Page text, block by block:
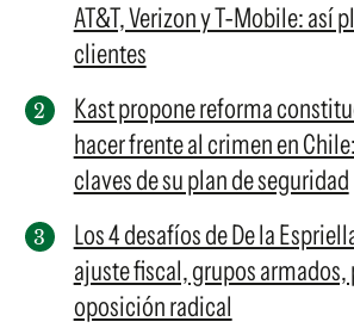
AT&T, Verizon y T-Mobile: así
clientes
Kast propone reforma
hacer frente al crimen en
claves de su plan de seguridad
Los 4 desafíos de De la
ajuste fiscal, grupos
oposición radical